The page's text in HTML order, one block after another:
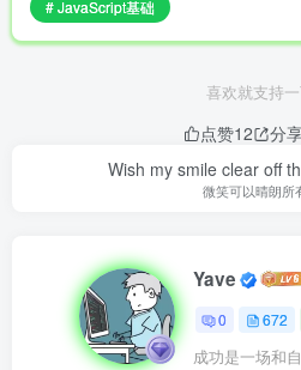
# JavaScript基础
喜欢就支持
点赞12 分
Wish my smile clear off
微笑可以晴朗所
Yave
0 672
成功是一场和